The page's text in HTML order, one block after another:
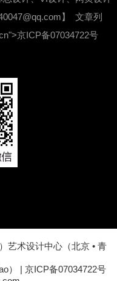
】
文章列
京ICP备07034722号
艺术设计中心（北京 • 青
） | 京ICP备07034722号